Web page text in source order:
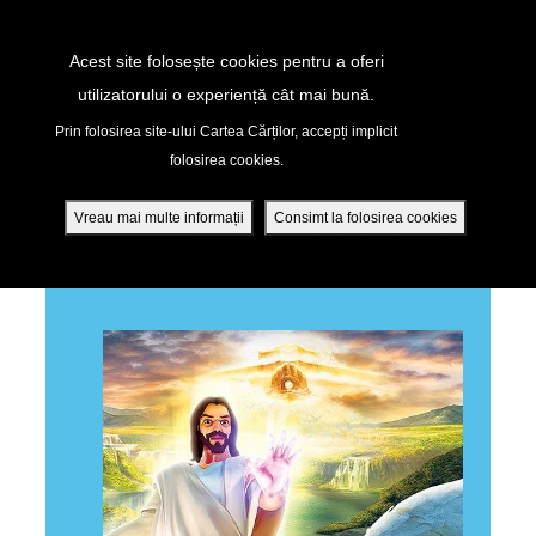
Acest site folosește cookies pentru a oferi
utilizatorului o experiență cât mai bună.
Prin folosirea site-ului Cartea Cărților, accepți implicit
folosirea cookies.
Vreau mai multe informații Consimt la folosirea cookies
DVD - Sezoane 1-4
APOCALIPSA: BĂTĂLIA FINALĂ!
ÎNAPOI LA TOATE EPISOADELE